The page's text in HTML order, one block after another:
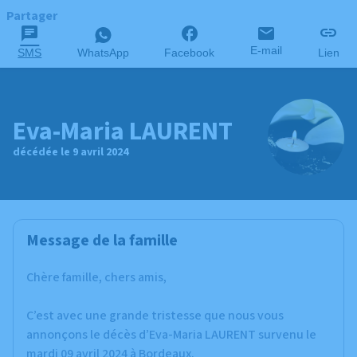
Partager
SMS WhatsApp Facebook E-mail Lien
Eva-Maria LAURENT
décédée le 9 avril 2024
Message de la famille
Chère famille, chers amis,
C’est avec une grande tristesse que nous vous
annonçons le décès d’Eva-Maria LAURENT survenu le